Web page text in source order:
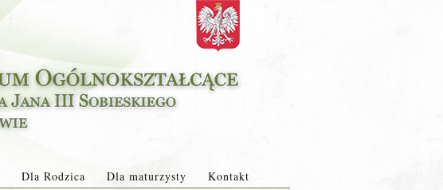
Dla Rodzica Dla maturzysty Kontakt